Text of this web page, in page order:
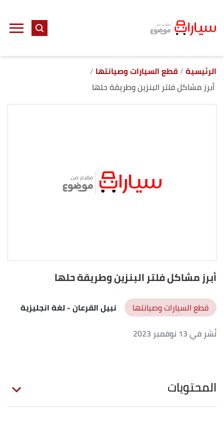
الرئيسية قطع السيارات وصيانتها
أبرز مشاكل فلتر البنزين وطريقة حلها
أبرز مشاكل فلتر البنزين وطريقة حلها
قطع السيارات وصيانتها نبيل القرعان- لغة انجليزية
نُشر في 13 نوفمبر 2023
المحتويات